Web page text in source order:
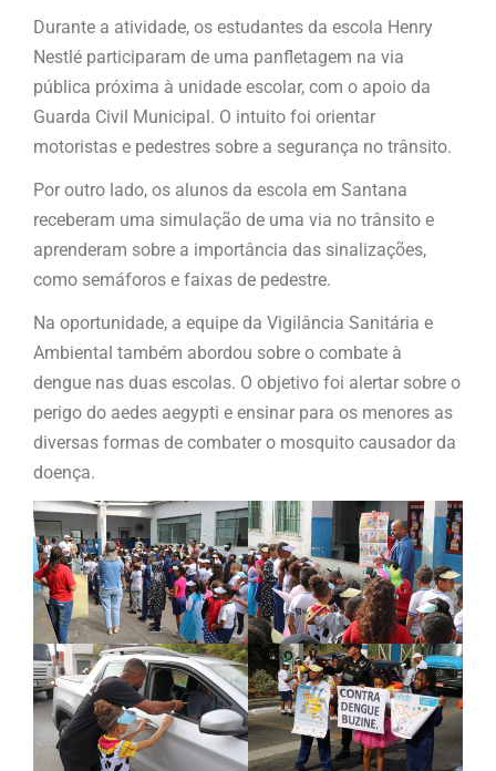
Durante a atividade, os estudantes da escola Henry
Nestlé participaram de uma panfletagem na via
pública próxima à unidade escolar, com o apoio da
Guarda Civil Municipal. O intuito foi orientar
motoristas e pedestres sobre a segurança no trânsito.
Por outro lado, os alunos da escola em Santana
receberam uma simulação de uma via no trânsito e
aprenderam sobre a importância das sinalizações,
como semáforos e faixas de pedestre.
Na oportunidade, a equipe da Vigilância Sanitária e
Ambiental também abordou sobre o combate à
dengue nas duas escolas. O objetivo foi alertar sobre o
perigo do aedes aegypti e ensinar para os menores as
diversas formas de combater o mosquito causador da
doença.